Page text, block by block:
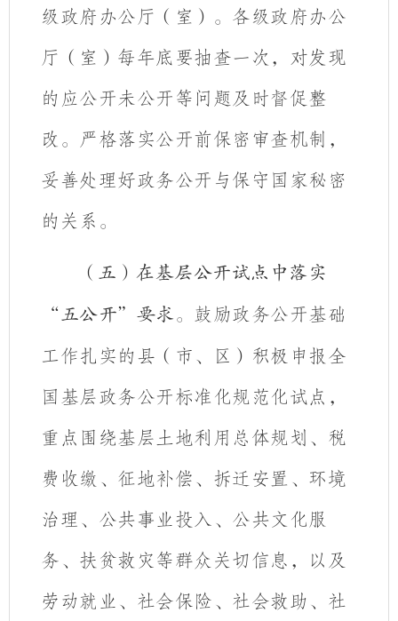
级政府办公厅（室）。各级政府办公
厅（室） 每年底 要抽查一次，对发现
的应公开未公开等问题及时督促整
改。严格落实公开前保密审查机制，
妥善处理好政务公开与保守国家秘密
的关系。
（五）在基层公开试点中落实
“五公开”要求。 鼓励政务公开基础
工作扎实的县（市、区）积极申报全
国基层政务公开标准化规范化试点，
重点围绕基层土地利用总体规划、税
费收缴、征地补偿、拆迁安置、环境
治理、公共事业投入、公共文化服
务、扶贫救灾等群众关切信息，以及
劳动就业、社会保险、社会救助、社